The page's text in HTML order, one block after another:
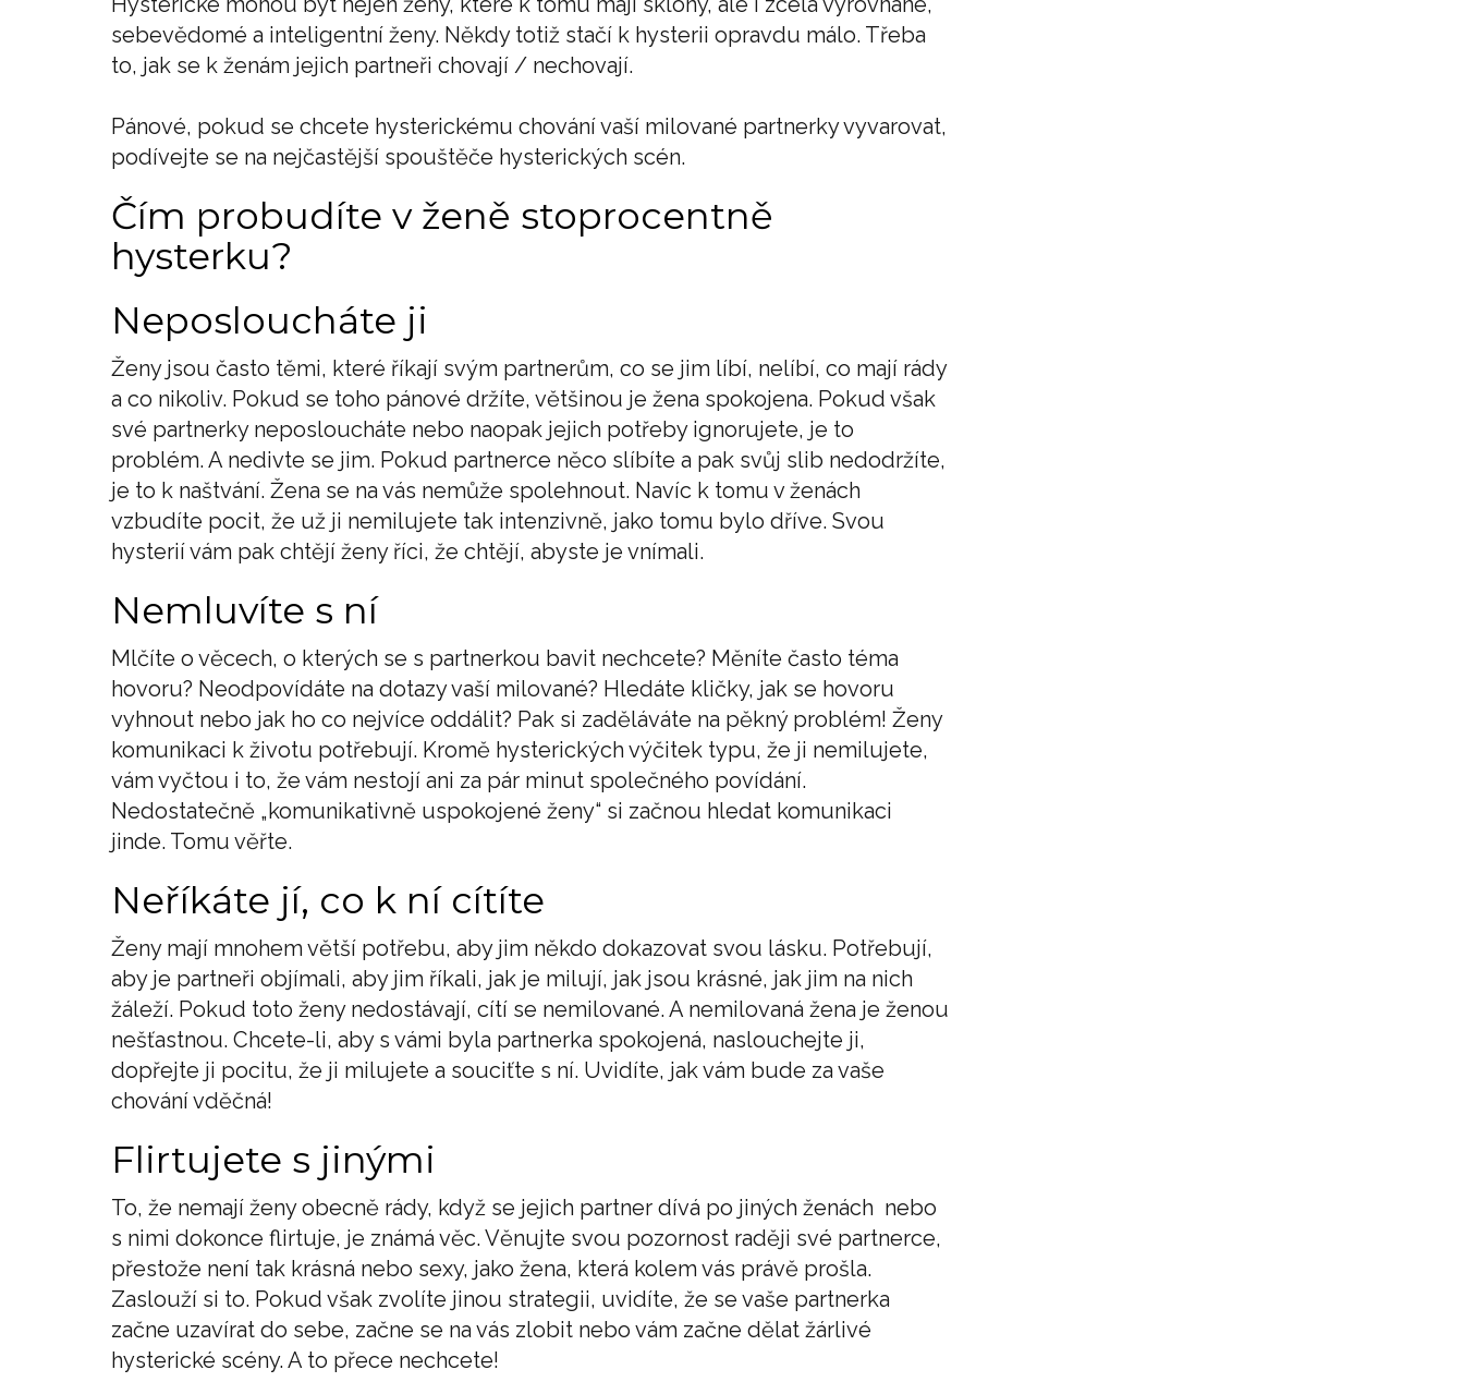
sebevědomé a inteligentní ženy. Někdy totiž stačí k hysterii opravdu málo. Třeba
to, jak se k ženám jejich partneři chovají / nechovají.
Pánové, pokud se chcete hysterickému chování vaší milované partnerky vyvarovat,
podívejte se na nejčastější spouštěče hysterických scén.
Čím probudíte v ženě stoprocentně
hysterku?
Neposloucháte ji
Ženy jsou často těmi, které říkají svým partnerům, co se jim líbí, nelíbí, co mají rády
a co nikoliv. Pokud se toho pánové držíte, většinou je žena spokojena. Pokud však
své partnerky neposloucháte nebo naopak jejich potřeby ignorujete, je to
problém. A nedivte se jim. Pokud partnerce něco slíbíte a pak svůj slib nedodržíte,
je to k naštvání. Žena se na vás nemůže spolehnout. Navíc k tomu v ženách
vzbudíte pocit, že už ji nemilujete tak intenzivně, jako tomu bylo dříve. Svou
hysterií vám pak chtějí ženy říci, že chtějí, abyste je vnímali.
Nemluvíte s ní
Mlčíte o věcech, o kterých se s partnerkou bavit nechcete? Měníte často téma
hovoru? Neodpovídáte na dotazy vaší milované? Hledáte kličky, jak se hovoru
vyhnout nebo jak ho co nejvíce oddálit? Pak si zaděláváte na pěkný problém! Ženy
komunikaci k životu potřebují. Kromě hysterických výčitek typu, že ji nemilujete,
vám vyčtou i to, že vám nestojí ani za pár minut společného povídání.
Nedostatečně „komunikativně uspokojené ženy“ si začnou hledat komunikaci
jinde. Tomu věřte.
Neříkáte jí, co k ní cítíte
Ženy mají mnohem větší potřebu, aby jim někdo dokazovat svou lásku. Potřebují,
aby je partneři objímali, aby jim říkali, jak je milují, jak jsou krásné, jak jim na nich
žáleží. Pokud toto ženy nedostávají, cítí se nemilované. A nemilovaná žena je ženou
nešťastnou. Chcete-li, aby s vámi byla partnerka spokojená, naslouchejte ji,
dopřejte ji pocitu, že ji milujete a souciťte s ní. Uvidíte, jak vám bude za vaše
chování vděčná!
Flirtujete s jinými
To, že nemají ženy obecně rády, když se jejich partner dívá po jiných ženách nebo
s nimi dokonce flirtuje, je známá věc. Věnujte svou pozornost raději své partnerce,
přestože není tak krásná nebo sexy, jako žena, která kolem vás právě prošla.
Zaslouží si to. Pokud však zvolíte jinou strategii, uvidíte, že se vaše partnerka
začne uzavírat do sebe, začne se na vás zlobit nebo vám začne dělat žárlivé
hysterické scény. A to přece nechcete!